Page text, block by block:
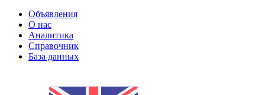
Объявления
О нас
Аналитика
Справочник
База данных